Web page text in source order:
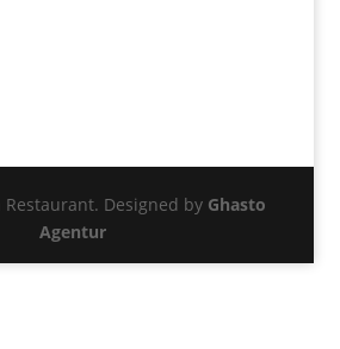
Restaurant. Designed by Ghasto
Agentur